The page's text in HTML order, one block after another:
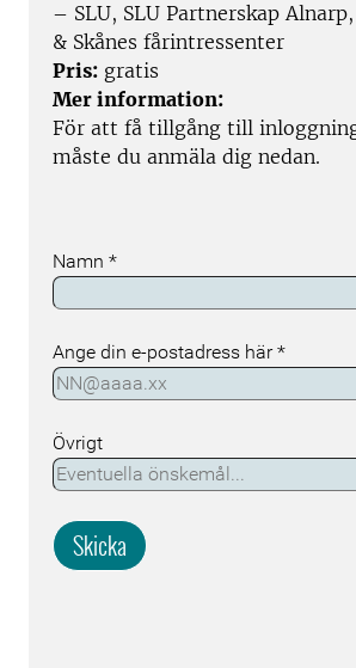
– SLU, SLU Partnerskap
& Skånes fårintressenter
Pris: gratis
Mer information:
För att få tillgång till
måste du anmäla dig nedan.
Namn *
Ange din e-postadress här*
Övrigt
Skicka